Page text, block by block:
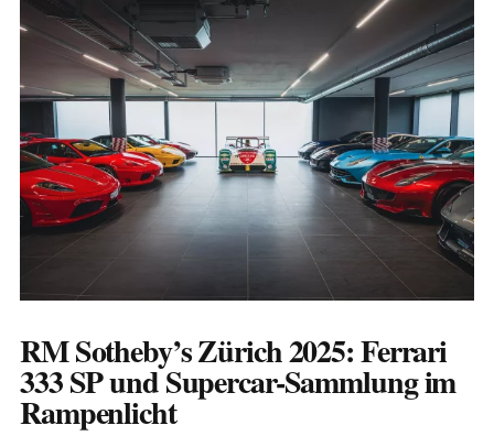
RM Sotheby’s Zürich 2025: Ferrari
333 SP und Supercar-Sammlung im
Rampenlicht